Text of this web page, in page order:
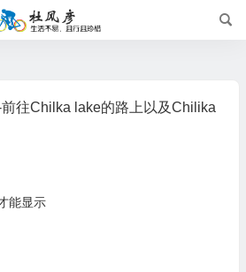
往Chilka lake的路上以及Chilika
能显示